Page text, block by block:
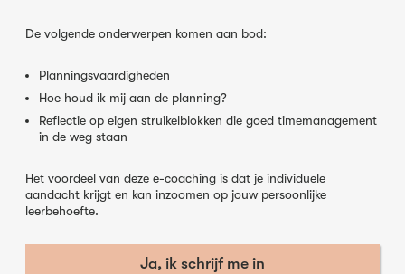
De volgende onderwerpen komen aan bod:
Planningsvaardigheden
Hoe houd ik mij aan de planning?
Reflectie op eigen struikelblokken die goed timemanagement
in de weg staan
Het voordeel van deze e-coaching is dat je individuele
aandacht krijgt en kan inzoomen op jouw persoonlijke
leerbehoefte.
Ja, ik schrijf me in